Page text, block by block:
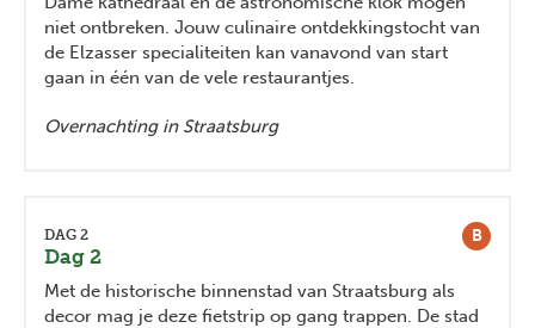
niet ontbreken. Jouw culinaire ontdekkingstocht van
de Elzasser specialiteiten kan vanavond van start
gaan in één van de vele restaurantjes.
Overnachting in Straatsburg
B
DAG 2
Dag 2
Met de historische binnenstad van Straatsburg als
decor mag je deze fietstrip op gang trappen. De stad